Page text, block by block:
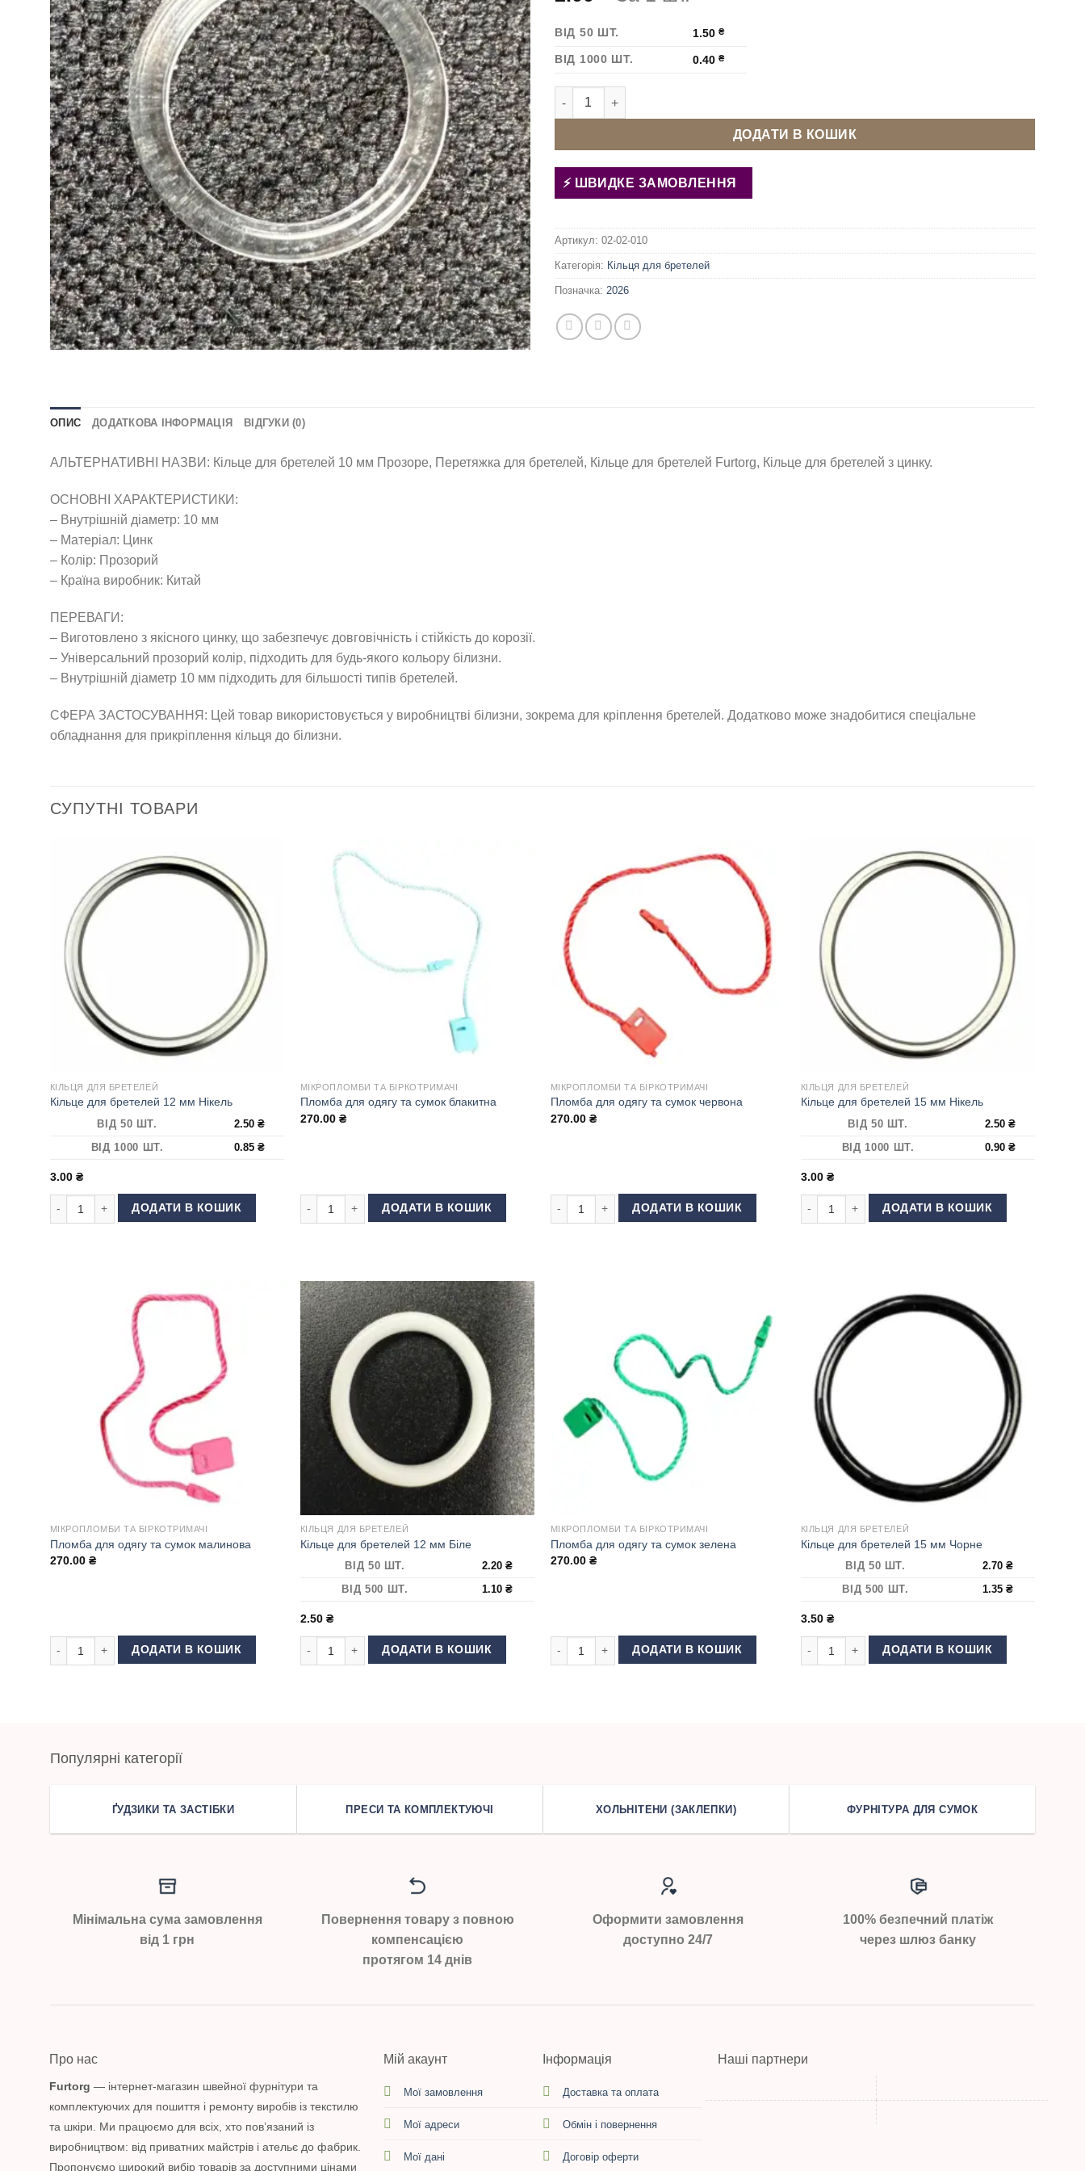
ВІД 50 ШТ. 1.50₴
ВІД 1000 ШТ. 0.40₴
Кільце для бретелей 10 мм Прозоре кількість
ДОДАТИ В КОШИК
ШВИДКЕ ЗАМОВЛЕННЯ
Артикул: 02-02-010
Категорія: Кільця для бретелей
Позначка: 2026
ОПИС ДОДАТКОВА ІНФОРМАЦІЯ ВІДГУКИ (0)
АЛЬТЕРНАТИВНІ НАЗВИ: Кільце для бретелей 10 мм Прозоре, Перетяжка для бретелей, Кільце для бретелей Furtorg, Кільце для бретелей з цинку.
ОСНОВНІ ХАРАКТЕРИСТИКИ:
– Внутрішній діаметр: 10 мм
– Матеріал: Цинк
– Колір: Прозорий
– Країна виробник: Китай
ПЕРЕВАГИ:
– Виготовлено з якісного цинку, що забезпечує довговічність і стійкість до корозії.
– Універсальний прозорий колір, підходить для будь-якого кольору білизни.
– Внутрішній діаметр 10 мм підходить для більшості типів бретелей.
СФЕРА ЗАСТОСУВАННЯ: Цей товар використовується у виробництві білизни, зокрема для кріплення бретелей. Додатково може знадобитися спеціальне
обладнання для прикріплення кільця до білизни.
СУПУТНІ ТОВАРИ
КІЛЬЦЯ ДЛЯ БРЕТЕЛЕЙ
Кільце для бретелей 12 мм Нікель
ВІД 50 ШТ. 2.50₴
ВІД 1000 ШТ.
0.85₴
3.00 ₴
Кільце для бретелей 12 мм Нікель кількість
ДОДАТИ В КОШИК
МІКРОПЛОМБИ ТА БІРКОТРИМАЧІ
Пломба для одягу та сумок блакитна
270.00 ₴
Пломба для одягу та сумок блакитна кількість
ДОДАТИ В КОШИК
МІКРОПЛОМБИ ТА БІРКОТРИМАЧІ
Пломба для одягу та сумок червона
270.00 ₴
Пломба для одягу та сумок червона кількість
ДОДАТИ В КОШИК
КІЛЬЦЯ ДЛЯ БРЕТЕЛЕЙ
Кільце для бретелей 15 мм Нікель
ВІД 50 ШТ. 2.50₴
ВІД 1000 ШТ.
0.90₴
3.00 ₴
Кільце для бретелей 15 мм Нікель кількість
ДОДАТИ В КОШИК
МІКРОПЛОМБИ ТА БІРКОТРИМАЧІ
Пломба для одягу та сумок малинова
270.00 ₴
Пломба для одягу та сумок малинова кількість
ДОДАТИ В КОШИК
КІЛЬЦЯ ДЛЯ БРЕТЕЛЕЙ
Кільце для бретелей 12 мм Біле
ВІД 50 ШТ. 2.20₴
ВІД 500 ШТ.
1.10₴
2.50 ₴
Кільце для бретелей 12 мм Біле кількість
ДОДАТИ В КОШИК
МІКРОПЛОМБИ ТА БІРКОТРИМАЧІ
Пломба для одягу та сумок зелена
270.00 ₴
Пломба для одягу та сумок зелена кількість
ДОДАТИ В КОШИК
КІЛЬЦЯ ДЛЯ БРЕТЕЛЕЙ
Кільце для бретелей 15 мм Чорне
ВІД 50 ШТ. 2.70₴
ВІД 500 ШТ.
1.35₴
3.50 ₴
Кільце для бретелей 15 мм Чорне кількість
ДОДАТИ В КОШИК
Популярні категорії
ҐУДЗИКИ ТА ЗАСТІБКИ ПРЕСИ ТА КОМПЛЕКТУЮЧІ ХОЛЬНІТЕНИ (ЗАКЛЕПКИ) ФУРНІТУРА ДЛЯ СУМОК
Мінімальна сума замовлення
від 1 грн
Повернення товару з повною
компенсацією
протягом 14 днів
Оформити замовлення
доступно 24/7
100% безпечний платіж
через шлюз банку
Про нас
Furtorg — інтернет-магазин швейної фурнітури та
комплектуючих для пошиття і ремонту виробів із текстилю
та шкіри. Ми працюємо для всіх, хто пов’язаний із
виробництвом: від приватних майстрів і ательє до фабрик.
Пропонуємо широкий вибір товарів за доступними цінами
Мій акаунт
Мої замовлення
Мої адреси
Мої дані
Інформація
Доставка та оплата
Обмін і повернення
Договір оферти
Наші партнери